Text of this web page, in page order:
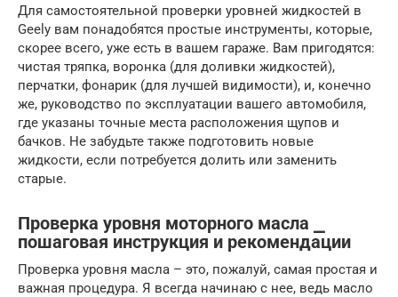
Для самостоятельной проверки уровней жидкостей в
Geely вам понадобятся простые инструменты, которые,
скорее всего, уже есть в вашем гараже. Вам пригодятся:
чистая тряпка, воронка (для доливки жидкостей),
перчатки, фонарик (для лучшей видимости), и, конечно
же, руководство по эксплуатации вашего автомобиля,
где указаны точные места расположения щупов и
бачков. Не забудьте также подготовить новые
жидкости, если потребуется долить или заменить
старые.
Проверка уровня моторного масла ⎯
пошаговая инструкция и рекомендации
Проверка уровня масла – это, пожалуй, самая простая и
важная процедура. Я всегда начинаю с нее, ведь масло